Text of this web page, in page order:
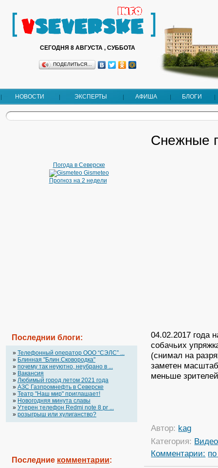
СЕГОДНЯ 8 АВГУСТА , СУББОТА
ПОДЕЛИТЬСЯ…
НОВОСТИ ЭКСПЕРТЫ АФИША БЛОГИ
Погода в Северске
Gismeteo
Прогноз на 2 недели
Последнии блоги:
» Телефонный оператор OOO “СЭЛС” ...
» Блинная "Блин.Сковородка"
» почему так неуютно, неубрано в ...
» Вакансия
» Любимый город летом 2021 года
» АЗС Газпромнефть в Северске
» Театр "Наш мир" приглашает!
» Новогодняя минута славы
» Утерен телефон Redmi note 8 pr ...
» розыгрыш или хулиганство?
Последние комментарии:
Снежные
04.02.2017 года
собачьих
(снимал на
заметен
меньше
Автор: kag
Категория: Видео
Комментарии: